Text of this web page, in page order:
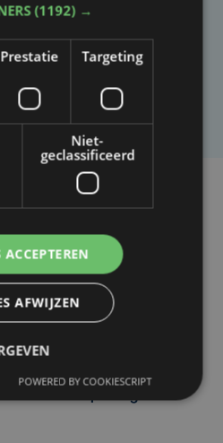
opgemerkt in dit
weten
ma 3 augustus | 17:15
Droogte treft
sommige percelen
verliezen we tot de helft
(1192) →
Prestatie Targeting
Niet-
geclassificeerd
ACCEPTEREN
AFWIJZEN
POWERED BY COOKIESCRIPT